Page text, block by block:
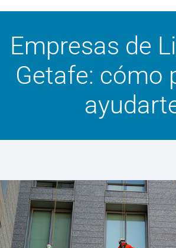
Empresas de
Getafe: cómo